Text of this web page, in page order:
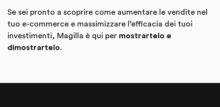
Se sei pronto a scoprire come aumentare le vendite nel
tuo e-commerce e massimizzare l’efficacia dei tuoi
investimenti, Magilla è qui per mostrartelo e
dimostrartelo.